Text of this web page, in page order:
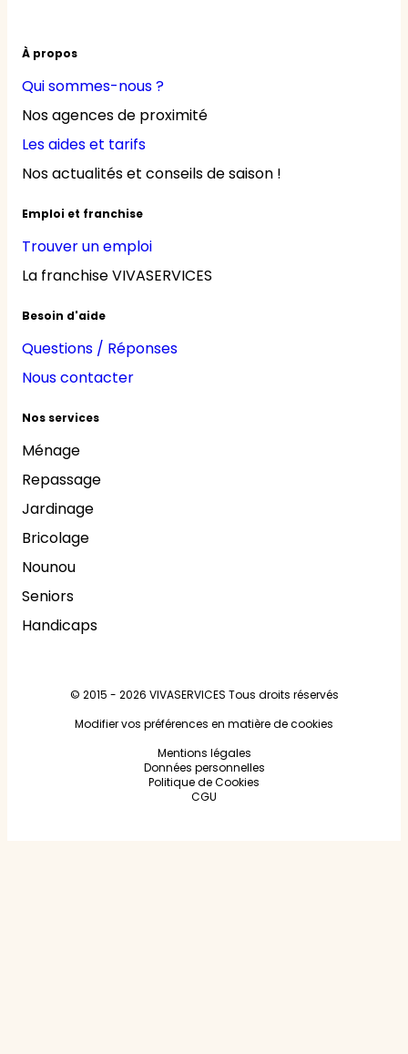
À propos
Qui sommes-nous ?
Nos agences de proximité
Les aides et tarifs
Nos actualités et conseils de saison !
Emploi et franchise
Trouver un emploi
La franchise VIVASERVICES
Besoin d'aide
Questions / Réponses
Nous contacter
Nos services
Ménage
Repassage
Jardinage
Bricolage
Nounou
Seniors
Handicaps
© 2015 - 2026 VIVASERVICES Tous droits réservés
Modifier vos préférences en matière de cookies
Mentions légales
Données personnelles
Politique de Cookies
CGU